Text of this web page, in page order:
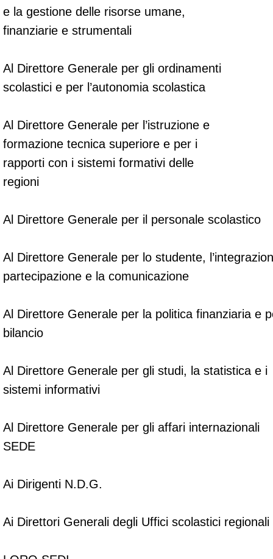
e la gestione delle risorse umane,
finanziarie e strumentali
Al Direttore Generale per gli ordinamenti
scolastici e per l’autonomia scolastica
Al Direttore Generale per l’istruzione e
formazione tecnica superiore e per i
rapporti con i sistemi formativi delle
regioni
Al Direttore Generale per il personale scolastico
Al Direttore Generale per lo studente,
partecipazione e la comunicazione
Al Direttore Generale per la politica finanziaria e
bilancio
Al Direttore Generale per gli studi, la statistica e i
sistemi informativi
Al Direttore Generale per gli affari internazionali
SEDE
Ai Dirigenti N.D.G.
Ai Direttori Generali degli Uffici scolastici regionali